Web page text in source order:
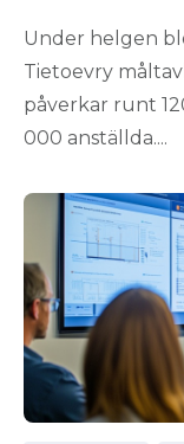
Under helgen
Tietoevry
påverkar runt
000 anställda....